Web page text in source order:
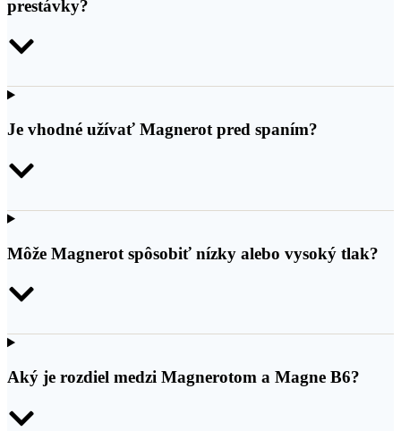
prestávky?
Je vhodné užívať Magnerot pred spaním?
Môže Magnerot spôsobiť nízky alebo vysoký tlak?
Aký je rozdiel medzi Magnerotom a Magne B6?